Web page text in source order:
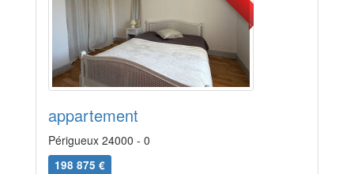
appartement
Périgueux 24000 - 0
198 875 €